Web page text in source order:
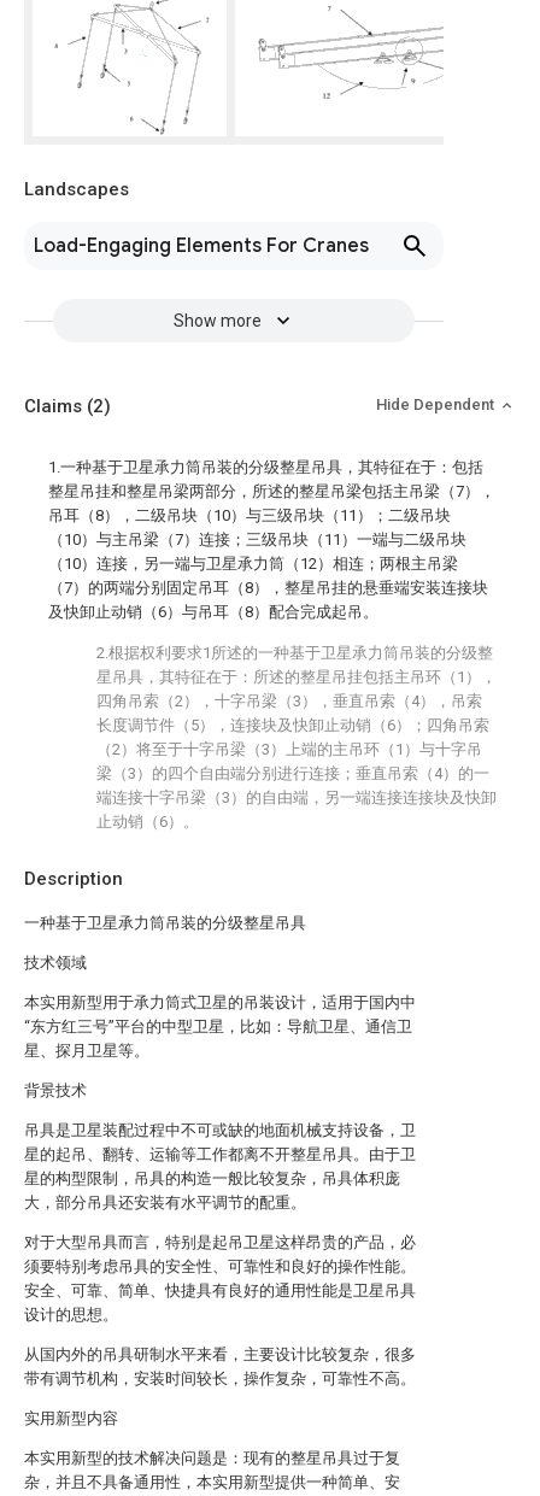
Landscapes
Load-Engaging Elements For Cranes
Show more
Description
一种基于卫星承力筒吊装的分级整星吊具
技术领域
本实用新型用于承力筒式卫星的吊装设计，适用于国内中
“东方红三号”平台的中型卫星，比如：导航卫星、通信卫
星、探月卫星等。
背景技术
吊具是卫星装配过程中不可或缺的地面机械支持设备，卫
星的起吊、翻转、运输等工作都离不开整星吊具。由于卫
星的构型限制，吊具的构造一般比较复杂，吊具体积庞
大，部分吊具还安装有水平调节的配重。
对于大型吊具而言，特别是起吊卫星这样昂贵的产品，必
须要特别考虑吊具的安全性、可靠性和良好的操作性能。
安全、可靠、简单、快捷具有良好的通用性能是卫星吊具
设计的思想。
从国内外的吊具研制水平来看，主要设计比较复杂，很多
带有调节机构，安装时间较长，操作复杂，可靠性不高。
实用新型内容
本实用新型的技术解决问题是：现有的整星吊具过于复
杂，并且不具备通用性，本实用新型提供一种简单、安
Claims (2) Hide Dependent
1.一种基于卫星承力筒吊装的分级整星吊具，其特征在于：包括
整星吊挂和整星吊梁两部分，所述的整星吊梁包括主吊梁（7），
吊耳（8），二级吊块（10）与三级吊块（11）；二级吊块
（10）与主吊梁（7）连接；三级吊块（11）一端与二级吊块
（10）连接，另一端与卫星承力筒（12）相连；两根主吊梁
（7）的两端分别固定吊耳（8），整星吊挂的悬垂端安装连接块
及快卸止动销（6）与吊耳（8）配合完成起吊。
2.根据权利要求1所述的一种基于卫星承力筒吊装的分级整
星吊具，其特征在于：所述的整星吊挂包括主吊环（1），
四角吊索（2），十字吊梁（3），垂直吊索（4），吊索
长度调节件（5），连接块及快卸止动销（6）；四角吊索
（2）将至于十字吊梁（3）上端的主吊环（1）与十字吊
梁（3）的四个自由端分别进行连接；垂直吊索（4）的一
端连接十字吊梁（3）的自由端，另一端连接连接块及快卸
止动销（6）。